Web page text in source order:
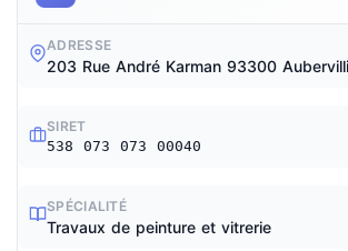
ADRESSE
203 Rue André Karman 93300
SIRET
538 073 073 00040
SPÉCIALITÉ
Travaux de peinture et vitrerie